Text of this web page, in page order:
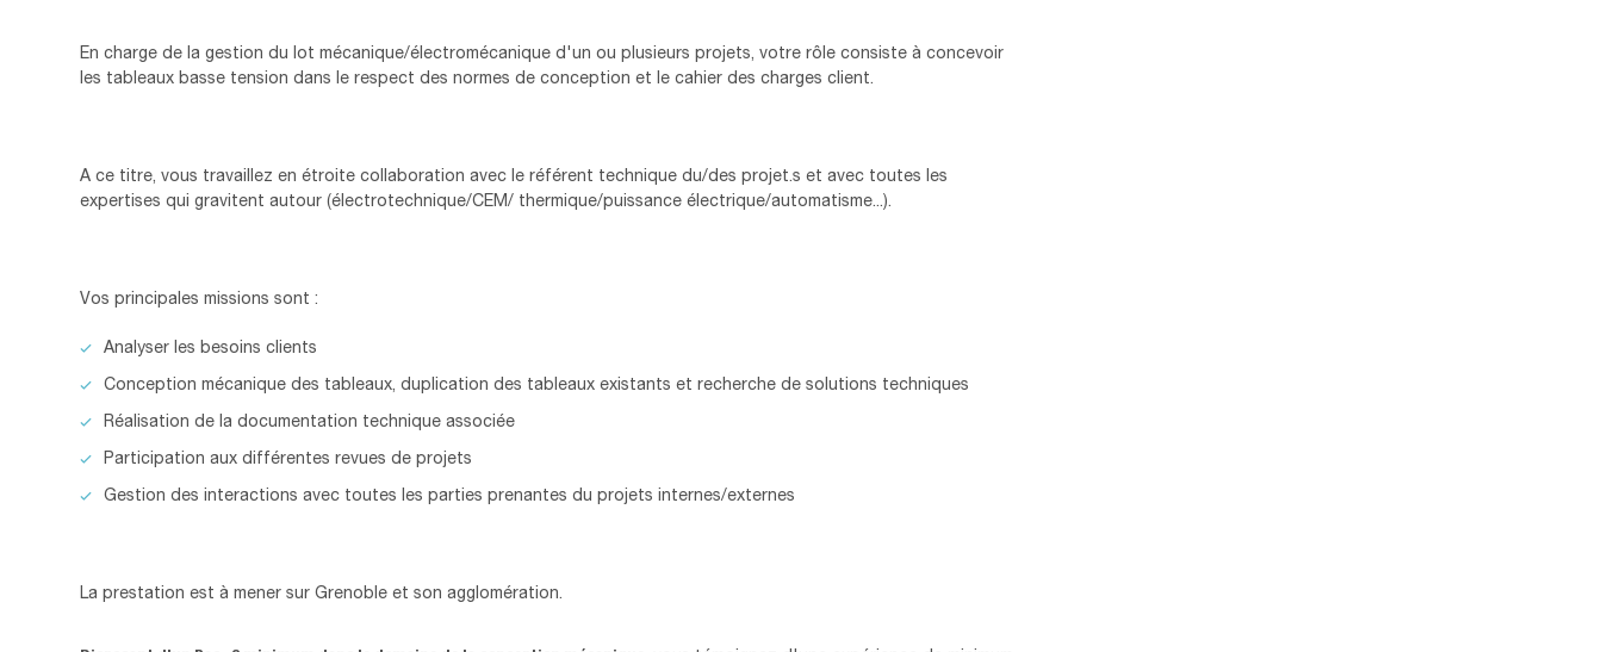
En charge de la gestion du lot mécanique/électromécanique d'un ou plusieurs projets, votre rôle consiste à concevoir
les tableaux basse tension dans le respect des normes de conception et le cahier des charges client.
A ce titre, vous travaillez en étroite collaboration avec le référent technique du/des projet.s et avec toutes les
expertises qui gravitent autour (électrotechnique/CEM/ thermique/puissance électrique/automatisme...).
Vos principales missions sont :
Analyser les besoins clients
Conception mécanique des tableaux, duplication des tableaux existants et recherche de solutions techniques
Réalisation de la documentation technique associée
Participation aux différentes revues de projets
Gestion des interactions avec toutes les parties prenantes du projets internes/externes
La prestation est à mener sur Grenoble et son agglomération.